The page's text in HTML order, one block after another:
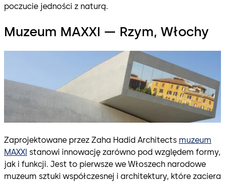
poczucie jedności z naturą.
Muzeum MAXXI — Rzym, Włochy
Zaprojektowane przez Zaha Hadid Architects muzeum
MAXXI stanowi innowację zarówno pod względem formy,
jak i funkcji. Jest to pierwsze we Włoszech narodowe
muzeum sztuki współczesnej i architektury, które zaciera